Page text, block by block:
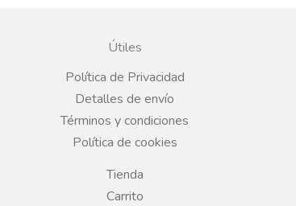
c
e
b
o
t
a
Útiles
Política de Privacidad
Detalles de envío
Términos y condiciones
Política de cookies
Tienda
Carrito